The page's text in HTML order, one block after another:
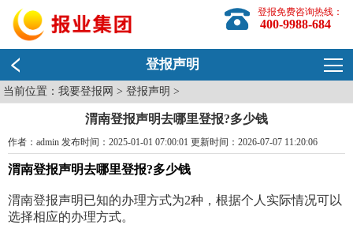
登报免费咨询热线：
400-9988-684
登报声明
当前位置：我要登报网 >登报声明 >
渭南登报声明去哪里登报?多少钱
作者：admin 发布时间：2025-01-01 07:00:01 更新时间：2026-07-07 11:20:06
渭南登报声明去哪里登报?多少钱
渭南登报声明已知的办理方式为2种，根据个人实际情况可以
选择相应的办理方式。